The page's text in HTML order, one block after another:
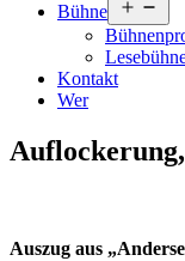
Bühne
Kontakt
Wer
Auszug aus